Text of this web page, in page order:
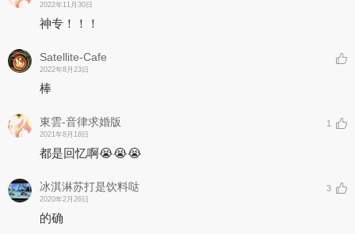
2022年11月30日
神专！！！
Satellite-Cafe
2022年8月23日
棒
東雲-音律求婚版
2021年8月18日
1
都是回忆啊😭😭😭
冰淇淋苏打是饮料哒
2020年2月26日
3
的确